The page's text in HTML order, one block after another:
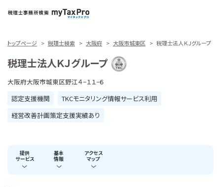
トップページ 税理士検索 大阪府 大阪市城東区 税理士法人ＫＪグループ
税理士法人ＫＪグループ
大阪府大阪市城東区野江４−１１−６
認定支援機関
TKCモニタリング情報サービス利用
経営改善計画策定支援実績あり
提供
サービス
基本
情報
アクセス
マップ